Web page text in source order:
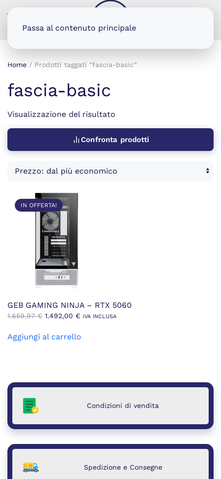
Passa al contenuto principale
Home / Prodotti taggati “fascia-basic”
fascia-basic
Visualizzazione del risultato
Confronta prodotti
IN OFFERTA!
GEB GAMING NINJA – RTX 5060
1.659,97€ Il
originale
1.492,00 € Il
attuale
IVA INCLUSA
Aggiungi al carrello
Condizioni di vendita
Spedizione e Consegne